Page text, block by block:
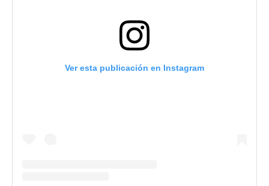
Ver esta publicación en Instagram